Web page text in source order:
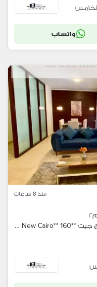
واتساب
منذ 8 ساعات
شقة ايجار مفروش حديقة خاصة فيلدج جيت **Village Gate New Cairo** 160 متر \+ حديقة 60 متر 2 غرفة نوم 2 حمام